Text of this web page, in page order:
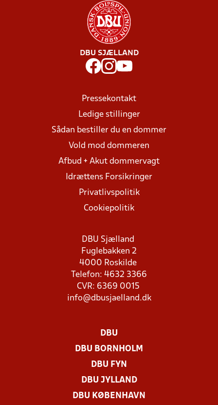
DBU SJÆLLAND
Pressekontakt
Ledige stillinger
Sådan bestiller du en dommer
Vold mod dommeren
Afbud + Akut dommervagt
Idrættens Forsikringer
Privatlivspolitik
Cookiepolitik
DBU Sjælland
Fuglebakken 2
4000 Roskilde
Telefon: 4632 3366
CVR: 6369 0015
info@dbusjaelland.dk
DBU
DBU BORNHOLM
DBU FYN
DBU JYLLAND
DBU KØBENHAVN